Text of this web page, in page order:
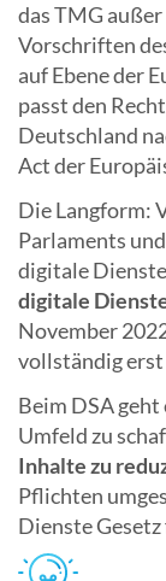
das TMG
Vorschriften
auf Ebene der
passt den
Deutschland
Act der
Die Langform:
Parlaments
digitale
digitale
November
vollständig erst
Beim DSA
Umfeld zu
Inhalte zu
Pflichten
Dienste